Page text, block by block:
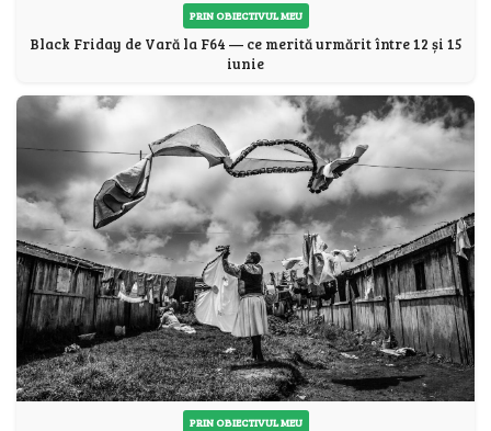
PRIN OBIECTIVUL MEU
Black Friday de Vară la F64 — ce merită urmărit între 12 și 15
iunie
PRIN OBIECTIVUL MEU